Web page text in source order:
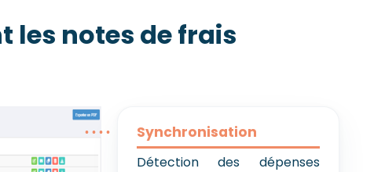
les notes de frais
Synchronisation
Détection des dépenses